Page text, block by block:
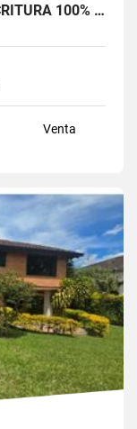
LOTE 1900 MTS CON BOSQUE - ESCRITURA 100% SANTA ELENA (LA CATALANA)
Venta